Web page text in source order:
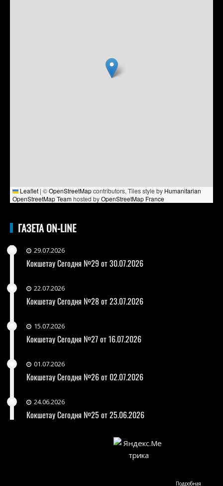
Leaflet | ©OpenStreetMapcontributors, Tiles style by Humanitarian
OpenStreetMap Teamhosted byOpenStreetMap France
ГАЗЕТА ON-LINE
29.07.2026
Кокшетау Сегодня №29 от 30.07.2026
22.07.2026
Кокшетау Сегодня №28 от 23.07.2026
15.07.2026
Кокшетау Сегодня №27 от 16.07.2026
01.07.2026
Кокшетау Сегодня №26 от 02.07.2026
24.06.2026
Кокшетау Сегодня №25 от 25.06.2026
Подробная